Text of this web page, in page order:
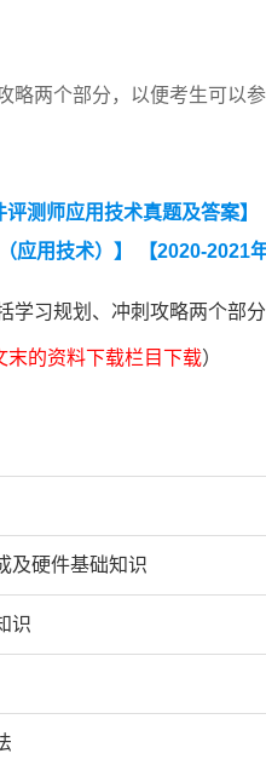
略两个部分，以便考生可以
评测师应用技术真题及答案】
应用技术）】
【2020-2021
学习规划、冲刺攻略两个部
末的资料下载栏目下载）
及硬件基础知识
识